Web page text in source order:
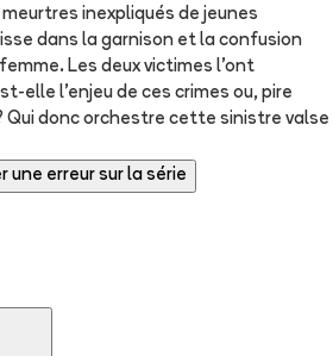
inexpliqués de jeunes
dans la garnison et la confusion
Les deux victimes l'ont
elle l'enjeu de ces crimes ou, pire
Qui donc orchestre cette sinistre valse
une erreur sur la série